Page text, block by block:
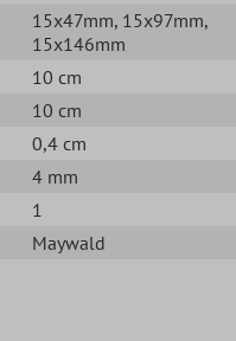
15x47mm, 15x97mm,
15x146mm
10 cm
10 cm
0,4 cm
4 mm
1
Maywald